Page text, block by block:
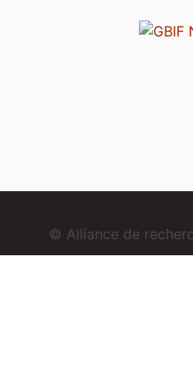
© Alliance de